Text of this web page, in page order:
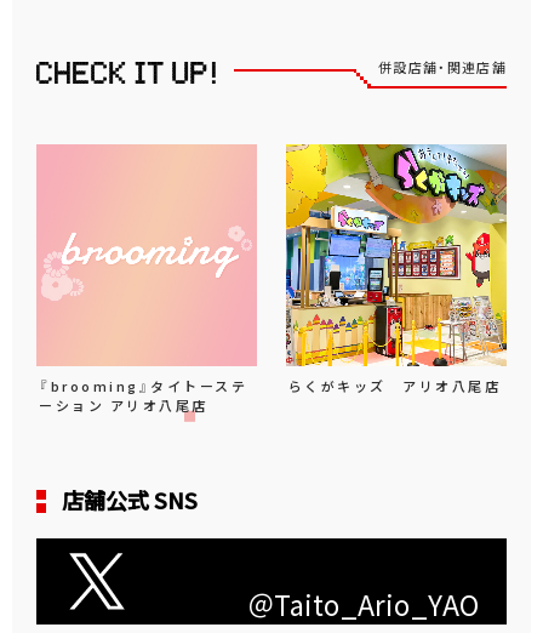
併設店舗・関連店舗
『brooming』タイトーステ
ーション アリオ八尾店
らくがキッズ アリオ八尾店
店舗公式 SNS
＠Taito_Ario_YAO